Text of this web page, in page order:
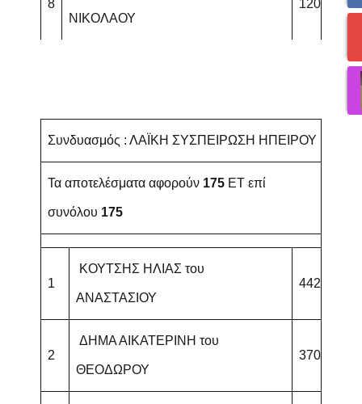
8
ΝΙΚΟΛΑΟΥ
120
Συνδυασμός : ΛΑΪΚΗ ΣΥΣΠΕΙΡΩΣΗ ΗΠΕΙΡΟΥ
Τα αποτελέσματα αφορούν 175 ET επί
συνόλου 175
1
ΚΟΥΤΣΗΣ ΗΛΙΑΣ του
ΑΝΑΣΤΑΣΙΟΥ
442
2
ΔΗΜΑ ΑΙΚΑΤΕΡΙΝΗ του
ΘΕΟΔΩΡΟΥ
370